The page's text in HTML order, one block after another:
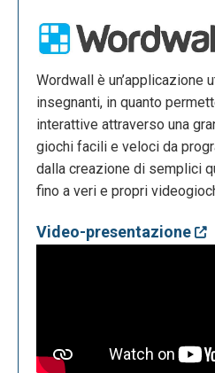
Wordwall è un’applicazione
insegnanti, in quanto
interattive attraverso una
giochi facili e veloci da
dalla creazione di semplici
fino a veri e propri
Video-presentazione